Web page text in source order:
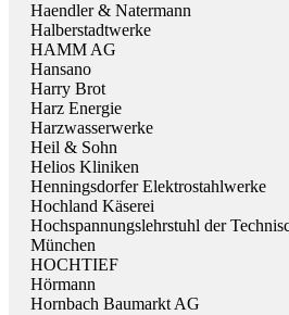
Haendler & Natermann
Halberstadtwerke
HAMM AG
Hansano
Harry Brot
Harz Energie
Harzwasserwerke
Heil & Sohn
Helios Kliniken
Henningsdorfer Elektrostahlwerke
Hochland Käserei
Hochspannungslehrstuhl der
München
HOCHTIEF
Hörmann
Hornbach Baumarkt AG